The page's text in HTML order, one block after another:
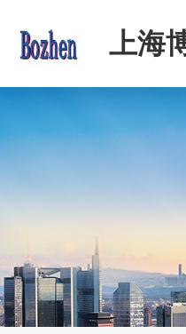
上海